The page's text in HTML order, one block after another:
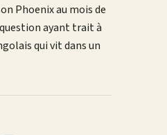
Phoenix au mois de
ayant trait à
qui vit dans un